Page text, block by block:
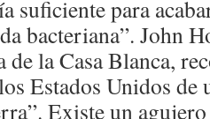
suficiente para
bacteriana”. John
la Casa Blanca,
Estados Unidos de
Existe un